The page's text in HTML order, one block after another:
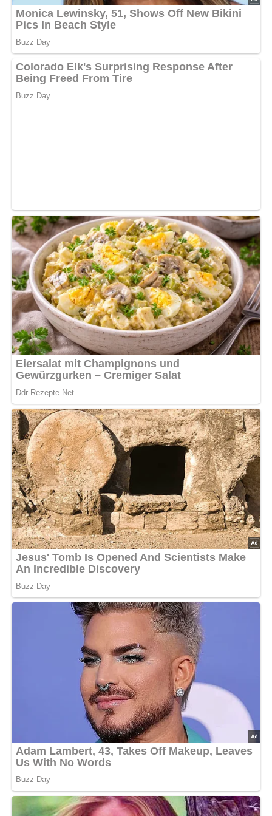
Tipps zum Rezept
Für eine erfrischendere Note kannst du statt des
Selterswassers auch Tonic Water verwenden, um der
Bowle einen leicht bitteren Geschmack zu verleihen.
Nach: Vom Nachmittagskaffee zum Fünf-Uhr-Tee, Verlag für die Frau, Leipzig, DDR, 1987
Jetzt Sterne vergeben – Rezept
bewerten
(5 Bewertung)